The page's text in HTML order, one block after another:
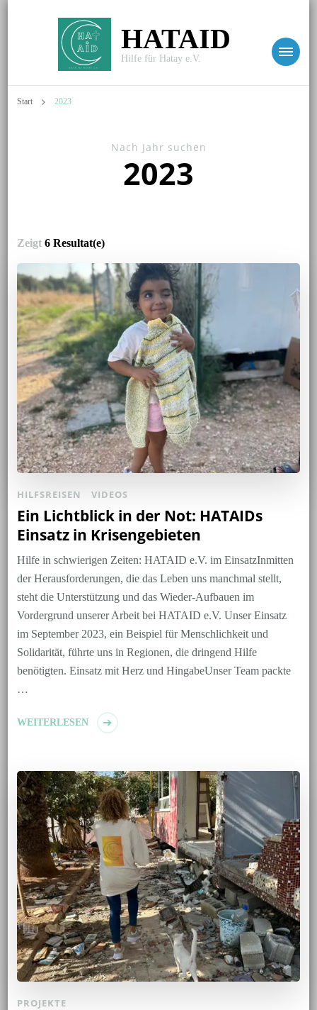
HATAID
Hilfe für Hatay e.V.
Start 2023
Nach Jahr suchen
2023
Zeigt 6 Resultat(e)
HILFSREISEN VIDEOS
Ein Lichtblick in der Not: HATAIDs
Einsatz in Krisengebieten
Hilfe in schwierigen Zeiten: HATAID e.V. im EinsatzInmitten
der Herausforderungen, die das Leben uns manchmal stellt,
steht die Unterstützung und das Wieder-Aufbauen im
Vordergrund unserer Arbeit bei HATAID e.V. Unser Einsatz
im September 2023, ein Beispiel für Menschlichkeit und
Solidarität, führte uns in Regionen, die dringend Hilfe
benötigten. Einsatz mit Herz und HingabeUnser Team packte
…
WEITERLESEN
PROJEKTE